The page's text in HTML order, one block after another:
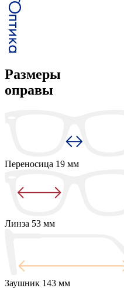
Размеры
оправы
Переносица 19 мм
Линза 53 мм
Заушник 143 мм